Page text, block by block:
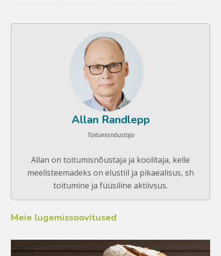
Allan Randlepp
Toitumisnõustaja
Allan on toitumisnõustaja ja koolitaja, kelle
meelisteemadeks on elustiil ja pikaealisus, sh
toitumine ja füüsiline aktiivsus.
Meie lugemissoovitused